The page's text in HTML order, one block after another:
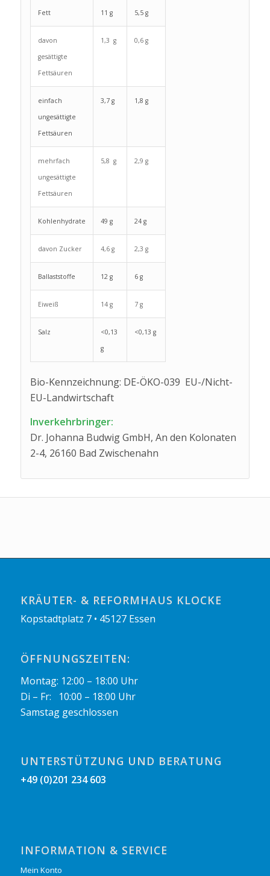
Fett 11 g 5,5 g
davon
gesättigte
Fettsäuren
1,3 g 0,6 g
einfach
ungesättigte
Fettsäuren
3,7 g 1,8 g
mehrfach
ungesättigte
Fettsäuren
5,8 g 2,9 g
Kohlenhydrate 49 g 24 g
davon Zucker 4,6 g 2,3 g
Ballaststoffe 12 g 6 g
Eiweiß 14 g 7 g
Salz
<0,13
g
<0,13 g
Bio-Kennzeichnung: DE-ÖKO-039 EU-/Nicht-
EU-Landwirtschaft
Inverkehrbringer:
Dr. Johanna Budwig GmbH, An den Kolonaten
2-4, 26160 Bad Zwischenahn
KRÄUTER- & REFORMHAUS KLOCKE
Kopstadtplatz 7 • 45127 Essen
ÖFFNUNGSZEITEN:
Montag: 12:00 – 18:00 Uhr
Di – Fr: 10:00 – 18:00 Uhr
Samstag geschlossen
UNTERSTÜTZUNG UND BERATUNG
+49 (0)201 234 603
INFORMATION & SERVICE
Mein Konto